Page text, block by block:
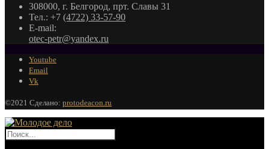
308000, г. Белгород, прт. Славы 31
Тел.: +7 (4722) 33-57-90
E-mail:
otec-petr@yandex.ru
Youtube
Email
Vk
©2021 Сделано: protodeacon.ru